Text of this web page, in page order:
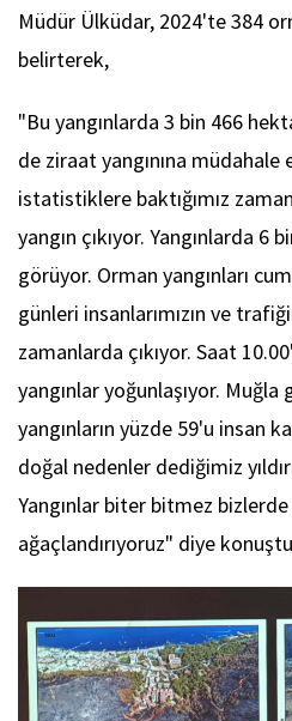
Müdür Ülküdar, 2024'te 384
belirterek,
"Bu yangınlarda 3 bin 466
de ziraat yangınına müdahale
istatistiklere baktığımız
yangın çıkıyor. Yangınlarda 6
görüyor. Orman yangınları
günleri insanlarımızın ve
zamanlarda çıkıyor. Saat
yangınlar yoğunlaşıyor. Muğla
yangınların yüzde 59'u insan
doğal nedenler dediğimiz
Yangınlar biter bitmez
ağaçlandırıyoruz" diye